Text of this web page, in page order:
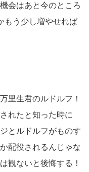
会はあと今のところ
もう少し増やせれば
里生君のルドルフ！
れたと知った時に
とルドルフがものす
配役されるんじゃな
観ないと後悔する！